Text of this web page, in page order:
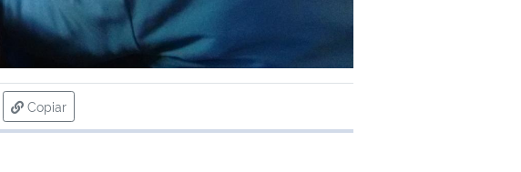
Copiar
para área de transferência